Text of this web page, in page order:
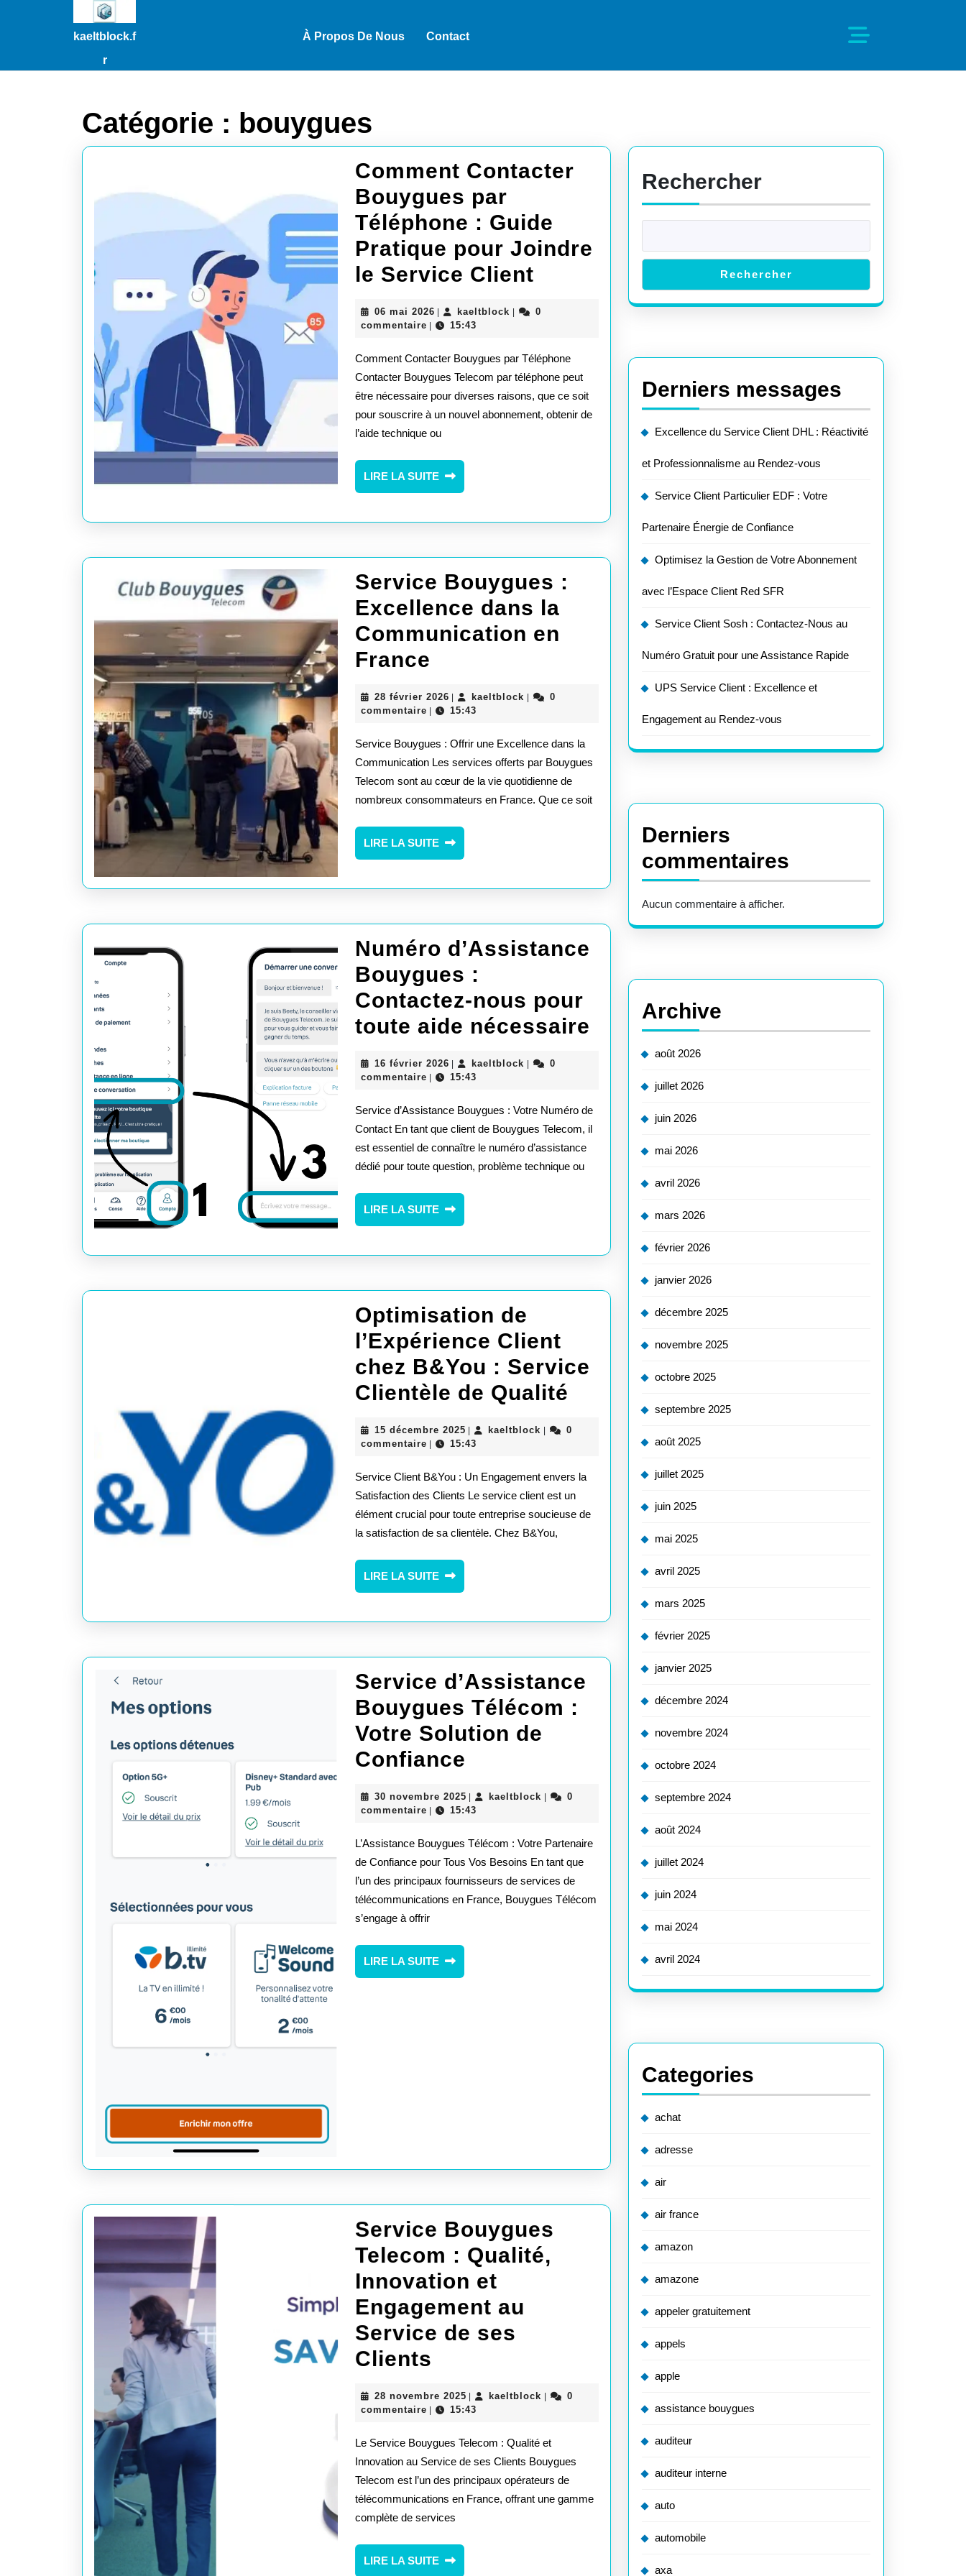
kaeltblock.f
r
À Propos De Nous Contact
Catégorie : bouygues
Comment Contacter
Bouygues par
Téléphone : Guide
Pratique pour Joindre
le Service Client
Contacter
par
Téléphone
:
Service
Client
06 mai 2026 06
mai
| kaeltblock kaeltblock
|
0
commentaire | 15:43
Comment Contacter Bouygues par Téléphone
Contacter Bouygues Telecom par téléphone peut
être nécessaire pour diverses raisons, que ce soit
pour souscrire à un nouvel abonnement, obtenir de
l’aide technique ou
LIRE LA SUITE
LIRE
LA
Service Bouygues :
Excellence dans la
Communication en
France
:
Excellence
dans
la
Communication
en
France
28 février 2026 28
février
| kaeltblock kaeltblock
|
0
commentaire | 15:43
Service Bouygues : Offrir une Excellence dans la
Communication Les services offerts par Bouygues
Telecom sont au cœur de la vie quotidienne de
nombreux consommateurs en France. Que ce soit
LIRE LA SUITE
LIRE
LA
Numéro d’Assistance
Bouygues :
Contactez-nous pour
toute aide nécessaire Numéro
d’Assistance
Bouygues
:
Contactez-
nous
toute
nécessaire
16 février 2026 16
février
| kaeltblock kaeltblock
|
0
commentaire | 15:43
Service d’Assistance Bouygues : Votre Numéro de
Contact En tant que client de Bouygues Telecom, il
est essentiel de connaître le numéro d’assistance
dédié pour toute question, problème technique ou
LIRE LA SUITE
LIRE
LA
Optimisation de
l’Expérience Client
chez B&You : Service
Clientèle de Qualité
l’Expérience
Client
chez
B&You
Service
Clientèle
de
Qualité
15 décembre 2025 15
décembre
| kaeltblock kaeltblock
|
0
commentaire | 15:43
Service Client B&You : Un Engagement envers la
Satisfaction des Clients Le service client est un
élément crucial pour toute entreprise soucieuse de
la satisfaction de sa clientèle. Chez B&You,
LIRE LA SUITE
LIRE
LA
Service d’Assistance
Bouygues Télécom :
Votre Solution de
Confiance
Bouygues
Télécom
:
Votre
Solution
30 novembre 2025 30
novembre
| kaeltblock kaeltblock
|
0
commentaire | 15:43
L’Assistance Bouygues Télécom : Votre Partenaire
de Confiance pour Tous Vos Besoins En tant que
l’un des principaux fournisseurs de services de
télécommunications en France, Bouygues Télécom
s’engage à offrir
LIRE LA SUITE
LIRE
LA
Service Bouygues
Telecom : Qualité,
Innovation et
Engagement au
Service de ses
Clients
Telecom
:
Qualité,
Innovation
et
Engagement
au
28 novembre 2025 28
novembre
| kaeltblock kaeltblock
|
0
commentaire | 15:43
Le Service Bouygues Telecom : Qualité et
Innovation au Service de ses Clients Bouygues
Telecom est l’un des principaux opérateurs de
télécommunications en France, offrant une gamme
complète de services
LIRE LA SUITE
LIRE
Rechercher
Rechercher
Derniers messages
Excellence du Service Client DHL : Réactivité
et Professionnalisme au Rendez-vous
Service Client Particulier EDF : Votre
Partenaire Énergie de Confiance
Optimisez la Gestion de Votre Abonnement
avec l’Espace Client Red SFR
Service Client Sosh : Contactez-Nous au
Numéro Gratuit pour une Assistance Rapide
UPS Service Client : Excellence et
Engagement au Rendez-vous
Derniers
commentaires
Aucun commentaire à afficher.
Archive
août 2026
juillet 2026
juin 2026
mai 2026
avril 2026
mars 2026
février 2026
janvier 2026
décembre 2025
novembre 2025
octobre 2025
septembre 2025
août 2025
juillet 2025
juin 2025
mai 2025
avril 2025
mars 2025
février 2025
janvier 2025
décembre 2024
novembre 2024
octobre 2024
septembre 2024
août 2024
juillet 2024
juin 2024
mai 2024
avril 2024
Categories
achat
adresse
air
air france
amazon
amazone
appeler gratuitement
appels
apple
assistance bouygues
auditeur
auditeur interne
auto
automobile
axa